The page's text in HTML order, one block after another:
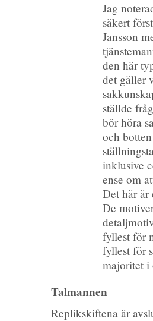
Jag
säkert
Jansson
den här
det gäller
ställde
bör höra
och
inklusive
ense om
Det här är
De
fyllest för
fyllest för
majoritet i
Talmannen
Replikskiftena är